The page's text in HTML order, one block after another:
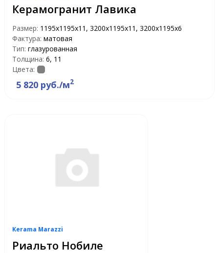
Керамогранит Лавика
Размер: 1195х1195х11, 3200х1195х11, 3200х1195х6
Фактура: матовая
Тип: глазурованная
Толщина: 6, 11
Цвета:
5 820 руб./м2
Kerama Marazzi
Риальто Нобиле